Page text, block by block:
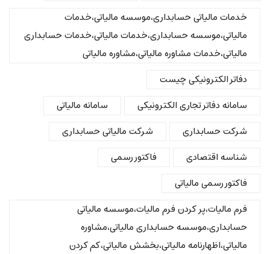
خدمات مالیاتی حسابداری،موسسه مالیاتی،خدمات
مالیاتی،موسسه حسابداری،خدمات مالیاتی،خدمات حسابداری
مالیاتی،خدمات مشاوره مالیاتی،مشاوره مالیاتی
دفاتر الکترونیکی چیست
سامانه دفاتر تجاری الکترونیکی
سامانه مالیاتی
شرکت حسابداری
شرکت مالیاتی حسابداری
شناسه اقتصادی
فاکتور رسمی
فاکتور رسمی مالیاتی
فرم مالیات،پر کردن فرم مالیات،موسسه مالیاتی
حسابداری،موسسه حسابداری مالیاتی،مشاوره
مالیاتی،اظهارنامه مالیاتی،بخشش مالیاتی،کم کردن